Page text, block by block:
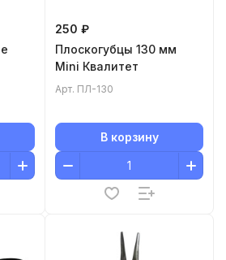
250 ₽
Плоскогубцы 130 мм
Mini Квалитет
Арт. ПЛ-130
В корзину